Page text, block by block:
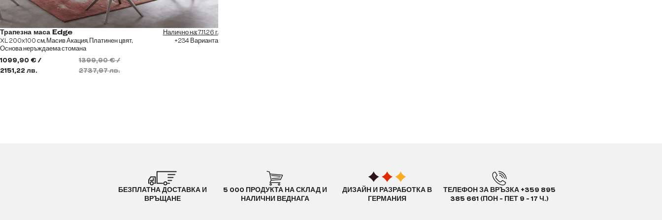
Трапезна маса Edge
XL 200x100 см, Масив Акация, Платинен цвят,
Основа неръждаема стомана
1099,90 € /
2151,22 лв.
1399,90 € /
2737,97 лв.
Налично на: 7.11.26 г.
+234 Варианта
БЕЗПЛАТНА ДОСТАВКА И
ВРЪЩАНЕ
5 000 ПРОДУКТА НА СКЛАД И
НАЛИЧНИ ВЕДНАГА
ДИЗАЙН И РАЗРАБОТКА В
ГЕРМАНИЯ
ТЕЛЕФОН ЗА ВРЪЗКА +359 895
385 661 (ПОН - ПЕТ 9 - 17 Ч.)